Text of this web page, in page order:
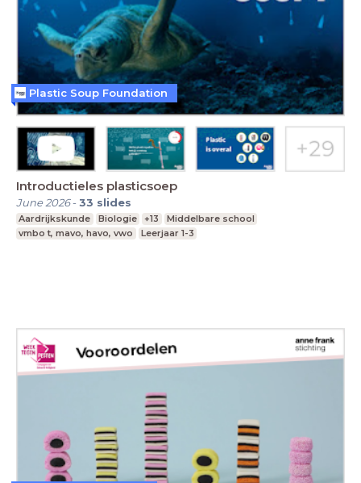
Introductieles plasticsoep
June 2026-33 slides
Aardrijkskunde Biologie +13
Middelbare school
vmbo t, mavo, havo, vwo
Leerjaar 1-3
Plastic Soup Foundation